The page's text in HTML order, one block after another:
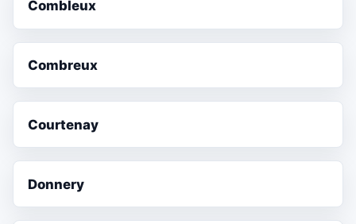
Combleux
Combreux
Courtenay
Donnery